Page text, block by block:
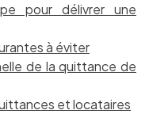
pour délivrer une
à éviter
de la quittance de
et locataires